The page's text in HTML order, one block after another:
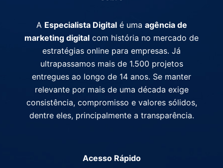
A Especialista Digitalé uma agência de
marketing digital com história no mercado de
estratégias online para empresas. Já
ultrapassamos mais de 1.500 projetos
entregues ao longo de 14 anos. Se manter
relevante por mais de uma década exige
consistência, compromisso e valores sólidos,
dentre eles, principalmente a transparência.
Acesso Rápido